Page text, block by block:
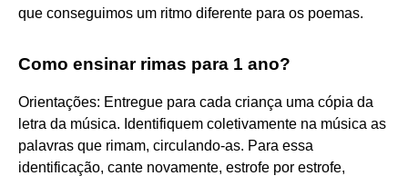
que conseguimos um ritmo diferente para os poemas.
Como ensinar rimas para 1 ano?
Orientações: Entregue para cada criança uma cópia da
letra da música. Identifiquem coletivamente na música as
palavras que rimam, circulando-as. Para essa
identificação, cante novamente, estrofe por estrofe,